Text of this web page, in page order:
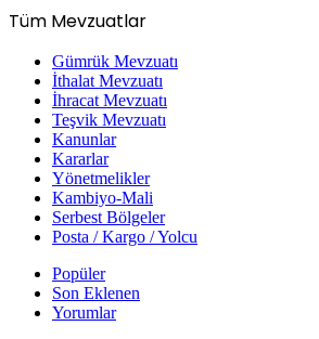
Tüm Mevzuatlar
Gümrük Mevzuatı
İthalat Mevzuatı
İhracat Mevzuatı
Teşvik Mevzuatı
Kanunlar
Kararlar
Yönetmelikler
Kambiyo-Mali
Serbest Bölgeler
Posta / Kargo / Yolcu
Popüler
Son Eklenen
Yorumlar